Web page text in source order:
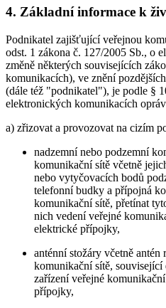
4. Základní informace k
Podnikatel zajišťující veřejnou
odst. 1 zákona č. 127/2005 Sb., o
změně některých souvisejících
komunikacích), ve znění
(dále též "podnikatel"), je podle §
elektronických komunikacích
a) zřizovat a provozovat na cizím
nadzemní nebo podzemní
komunikační sítě včetně
nebo vytyčovacích bodů
telefonní budky a přípojná
komunikační sítě, přetínat
nich vedení veřejné
elektrické přípojky,
anténní stožáry včetně
komunikační sítě,
zařízení veřejné
přípojky,